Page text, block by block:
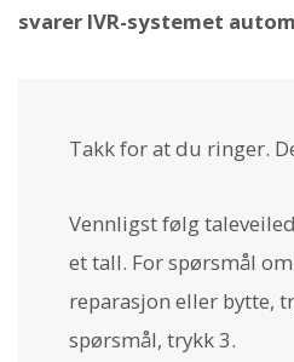
svarer IVR-systemet
Takk for at du ringer.
Vennligst følg
et tall. For spørsmål
reparasjon eller bytte,
spørsmål, trykk 3.